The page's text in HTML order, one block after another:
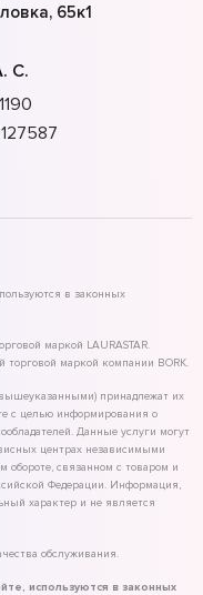
65к1
С.
в законных
маркой LAURASTAR.
торговой маркой компании BORK.
принадлежат их
с целью информирования о
Данные услуги могут
центрах независимыми
связанном с товаром и
Федерации. Информация,
характер и не является
обслуживания.
используются в законных